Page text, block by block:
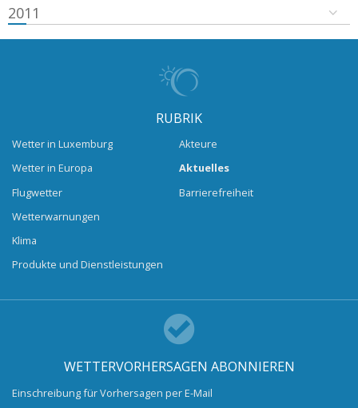
2011
RUBRIK
Wetter in Luxemburg
Wetter in Europa
Flugwetter
Wetterwarnungen
Klima
Produkte und Dienstleistungen
Akteure
Aktuelles
Barrierefreiheit
WETTERVORHERSAGEN ABONNIEREN
Einschreibung für Vorhersagen per E-Mail